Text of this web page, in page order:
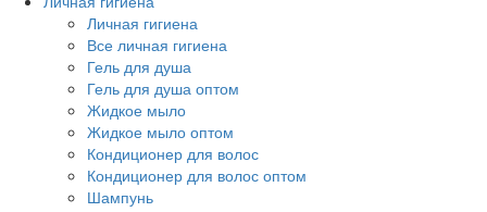
Личная гигиена
Все личная гигиена
Гель для душа
Гель для душа оптом
Жидкое мыло
Жидкое мыло оптом
Кондиционер для волос
Кондиционер для волос оптом
Шампунь